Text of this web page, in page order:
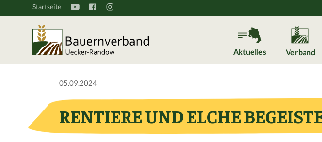
Startseite
Aktuelles Verband
05.09.2024
RENTIERE UND ELCHE